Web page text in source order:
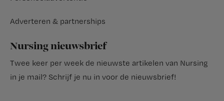
Adverteren & partnerships
Nursing nieuwsbrief
Twee keer per week de nieuwste artikelen van Nursing
in je mail? Schrijf je nu in voor de nieuwsbrief!